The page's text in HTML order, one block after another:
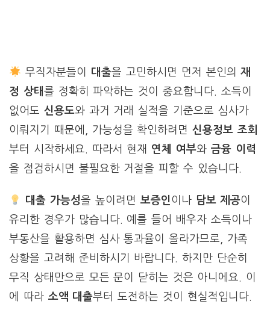
무직자분들이 대출을 고민하시면 먼저 본인의재
정 상태 를 정확히 파악하는 것이 중요합니다. 소득이
없어도 신용도와 과거 거래 실적을 기준으로 심사가
이뤄지기 때문에, 가능성을 확인하려면신용정보 조회
부터 시작하세요. 따라서 현재 연체 여부와 금융 이력
을 점검하시면 불필요한 거절을 피할 수 있습니다.
대출 가능성을 높이려면 보증인 이나 담보 제공이
유리한 경우가 많습니다. 예를 들어 배우자 소득이나
부동산을 활용하면 심사 통과율이 올라가므로, 가족
상황을 고려해 준비하시기 바랍니다. 하지만 단순히
무직 상태만으로 모든 문이 닫히는 것은 아니에요. 이
에 따라 소액 대출부터 도전하는 것이 현실적입니다.